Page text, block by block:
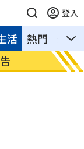
登入
熱門 影音
活
當流